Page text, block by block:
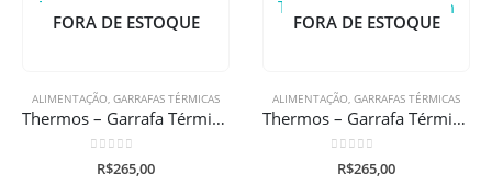
FORA DE ESTOQUE
ALIMENTAÇÃO, GARRAFAS TÉRMICAS
Thermos – Garrafa Térmica Tubarões com gravação a laser
de 5
R$265,00
FORA DE ESTOQUE
ALIMENTAÇÃO, GARRAFAS TÉRMICAS
Thermos – Garrafa Térmica Unicórnio com gravação a laser
de 5
R$265,00